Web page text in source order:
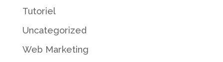
Tutoriel
Uncategorized
Web Marketing